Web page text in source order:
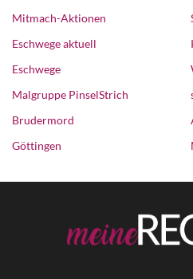
Mitmach-Aktionen
Eschwege aktuell
Eschwege
Malgruppe PinselStrich
Brudermord
Göttingen